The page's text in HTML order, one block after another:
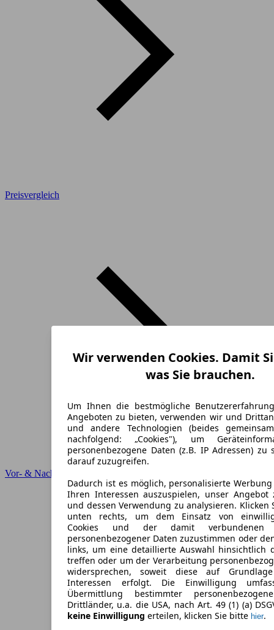
Wir verwenden Cookies. Damit
was Sie brauchen.
Um Ihnen die bestmögliche
Angeboten zu bieten, verwenden wir und
und andere Technologien (beides
nachfolgend: „Cookies"), um
personenbezogene Daten (z.B. IP Adressen) zu
darauf zuzugreifen.
Dadurch ist es möglich, personalisierte
Ihren Interessen auszuspielen, unser Angebot
und dessen Verwendung zu analysieren. Klicken
unten rechts, um dem Einsatz von
Cookies und der damit verbundenen
personenbezogener Daten zuzustimmen oder
links, um eine detaillierte Auswahl hinsichtlich
treffen oder um der Verarbeitung
widersprechen, soweit diese auf
Interessen erfolgt. Die Einwilligung
Übermittlung bestimmter
Drittländer, u.a. die USA, nach Art. 49 (1) (a)
keine Einwilligung erteilen, klicken Sie bitte hier.
Preisvergleich
Vor- & Nachteile